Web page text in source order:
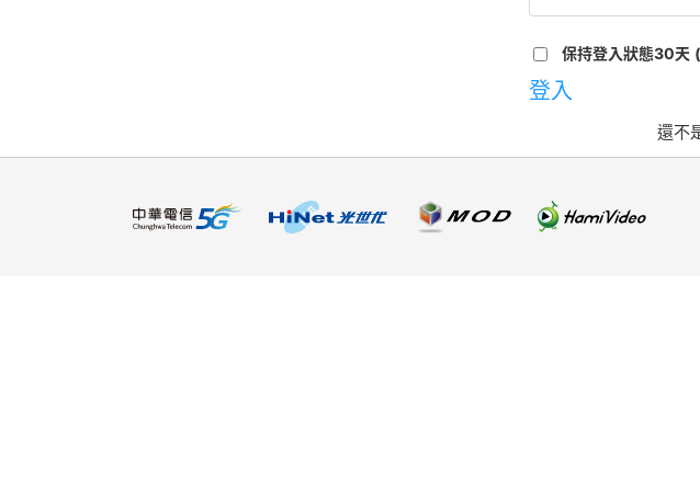
保持登入狀態30天
登入
還不